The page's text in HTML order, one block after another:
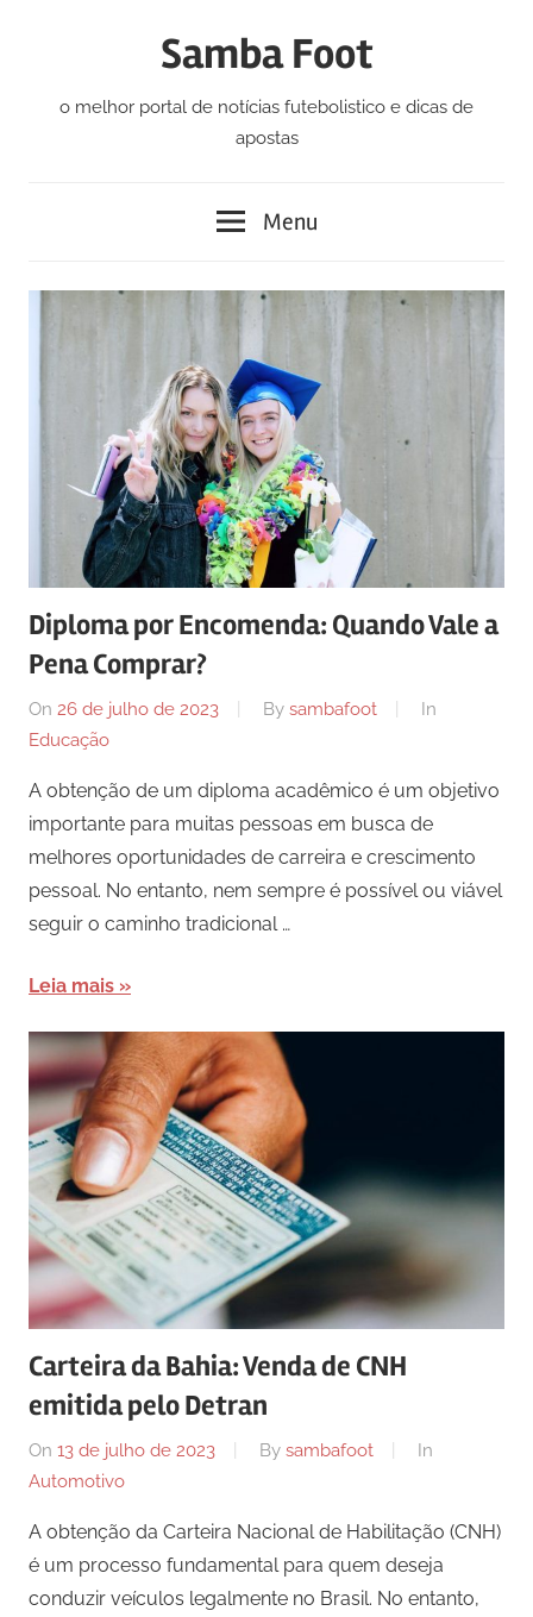
Samba Foot
o melhor portal de notícias futebolistico e dicas de
apostas
Menu
Diploma por Encomenda: Quando Vale a
Pena Comprar?
On 26 de julho de 2023 By sambafoot
In
Educação
A obtenção de um diploma acadêmico é um objetivo
importante para muitas pessoas em busca de
melhores oportunidades de carreira e crescimento
pessoal. No entanto, nem sempre é possível ou viável
seguir o caminho tradicional …
Leia mais
Carteira da Bahia: Venda de CNH
emitida pelo Detran
On 13 de julho de 2023 By sambafoot
In
Automotivo
A obtenção da Carteira Nacional de Habilitação (CNH)
é um processo fundamental para quem deseja
conduzir veículos legalmente no Brasil. No entanto,